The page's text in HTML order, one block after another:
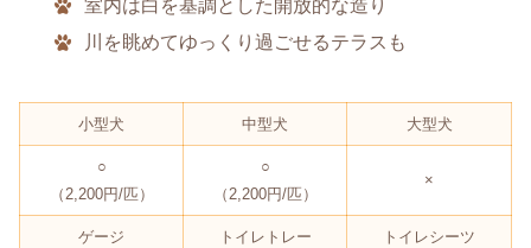
室内は白を基調とした開放的な造り
川を眺めてゆっくり過ごせるテラスも
小型犬 中型犬 大型犬
○
（2,200円/匹）
○
（2,200円/匹）
×
ゲージ トイレトレー トイレシーツ